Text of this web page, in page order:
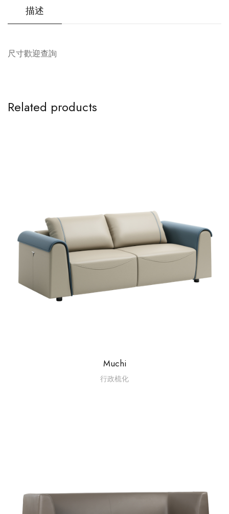
描述
尺寸歡迎查詢
Related products
Muchi
行政梳化